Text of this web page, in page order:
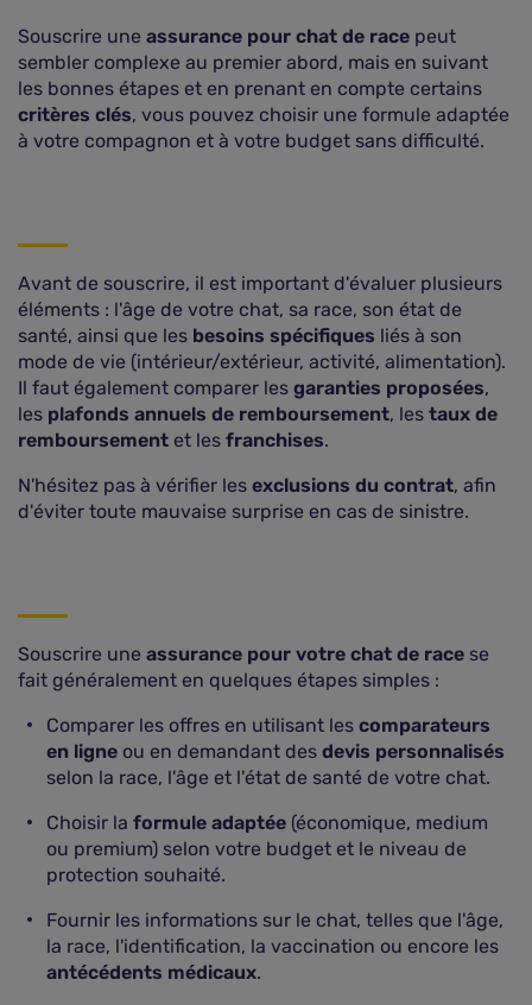
Souscrire une assurance pour chat de race peut
sembler complexe au premier abord, mais en suivant
les bonnes étapes et en prenant en compte certains
critères clés, vous pouvez choisir une formule adaptée
à votre compagnon et à votre budget sans difficulté.
Avant de souscrire, il est important d'évaluer plusieurs
éléments : l'âge de votre chat, sa race, son état de
santé, ainsi que les besoins spécifiques liés à son
mode de vie (intérieur/extérieur, activité, alimentation).
Il faut également comparer les garanties proposées,
les plafonds annuels de remboursement, les taux de
remboursement et les franchises.
N'hésitez pas à vérifier les exclusions du contrat, afin
d'éviter toute mauvaise surprise en cas de sinistre.
Souscrire une assurance pour votre chat de race se
fait généralement en quelques étapes simples :
Comparer les offres en utilisant les comparateurs
en ligne ou en demandant des devis personnalisés
selon la race, l'âge et l'état de santé de votre chat.
Choisir la formule adaptée (économique, medium
ou premium) selon votre budget et le niveau de
protection souhaité.
Fournir les informations sur le chat, telles que l'âge,
la race, l'identification, la vaccination ou encore les
antécédents médicaux.